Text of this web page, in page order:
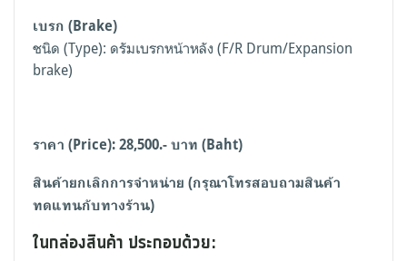
เบรก (Brake)
ชนิด (Type): ดรัมเบรกหน้าหลัง (F/R Drum/Expansion
brake)
ราคา (Price): 28,500.-บาท (Baht)
สินค้ายกเลิกการจำหน่าย (กรุณาโทรสอบถามสินค้า
ทดแทนกับทางร้าน)
ในกล่องสินค้า ประกอบด้วย: